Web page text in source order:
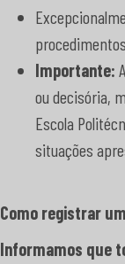
Importante:
ou decisória,
Escola
situações
Como registrar
Informamos que